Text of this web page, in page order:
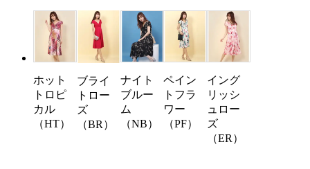
ホット
トロピ
カル
（HT）
ブライ
トロー
ズ
（BR）
ナイト
ブルー
ム
（NB）
ペイン
トフラ
ワー
（PF）
イング
リッシ
ュロー
ズ
（ER）